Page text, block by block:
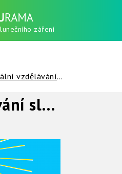
záření
vzdělávání
Využívání slunečního záření